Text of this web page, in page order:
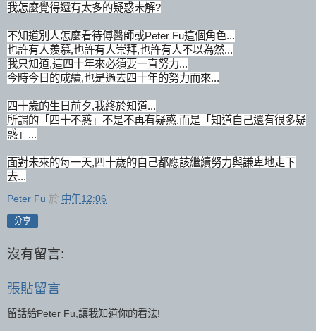
我怎麼覺得還有太多的疑惑未解?
不知道別人怎麼看待傅醫師或Peter Fu這個角色...
也許有人羨慕,也許有人崇拜,也許有人不以為然...
我只知道,這四十年來必須要一直努力...
今時今日的成績,也是過去四十年的努力而來...
四十歲的生日前夕,我終於知道...
所謂的「四十不惑」不是不再有疑惑,而是「知道自己還有很多疑
惑」...
面對未來的每一天,四十歲的自己都應該繼續努力與謙卑地走下
去...
Peter Fu 於 中午12:06
分享
沒有留言:
張貼留言
留話給Peter Fu,讓我知道你的看法!